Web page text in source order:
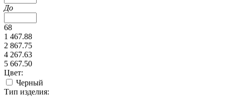
До
68
1 467.88
2 867.75
4 267.63
5 667.50
Цвет:
Черный
Тип изделия: